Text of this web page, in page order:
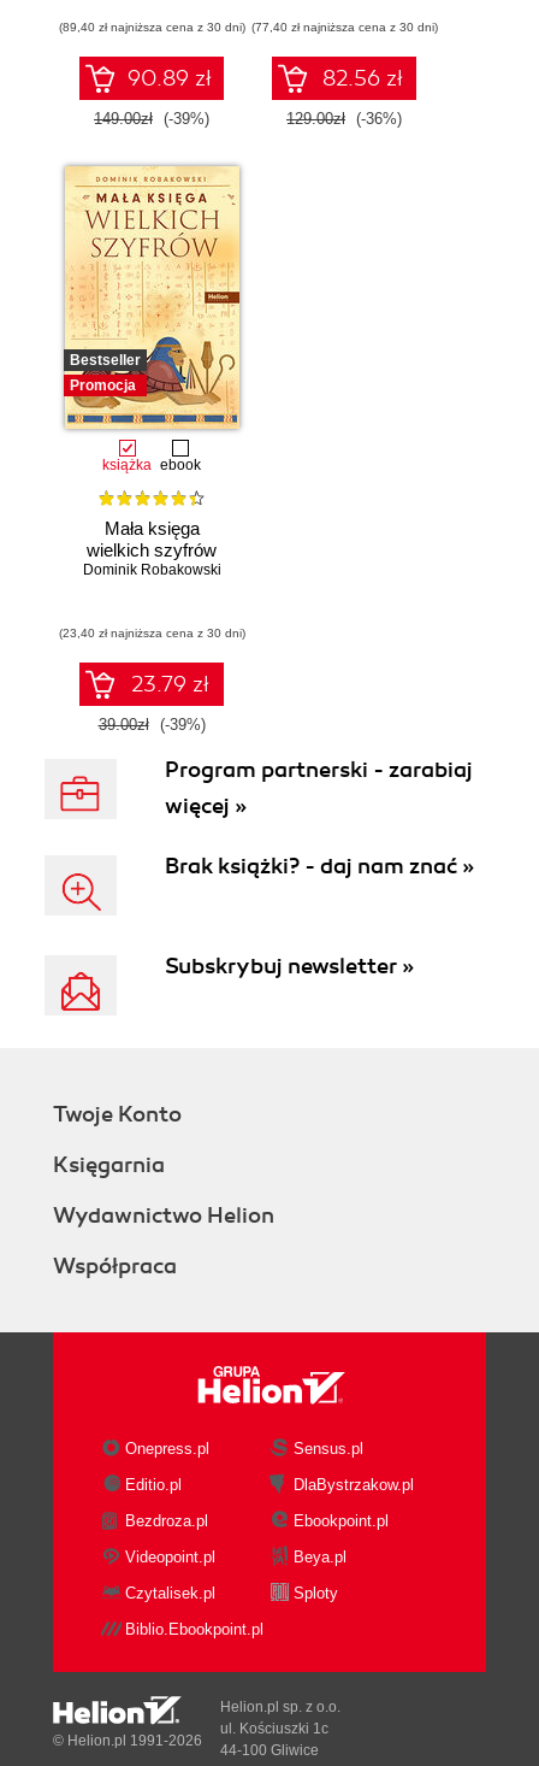
(89,40 zł najniższa cena z 30 dni)
90.89 zł
149.00zł (-39%)
zastosowaniach.
Wydanie IV
(77,40 zł najniższa cena z 30 dni)
82.56 zł
129.00zł (-36%)
Bestseller
Promocja
książka ebook
Mała księga
wielkich szyfrów
Dominik Robakowski
(23,40 zł najniższa cena z 30 dni)
23.79 zł
39.00zł (-39%)
Program partnerski - zarabiaj
więcej »
Brak książki? - daj nam znać »
Subskrybuj newsletter »
Twoje Konto
Księgarnia
Wydawnictwo Helion
Współpraca
Onepress.pl
Sensus.pl
Editio.pl
DlaBystrzakow.pl
Bezdroza.pl
Ebookpoint.pl
Videopoint.pl
Beya.pl
Czytalisek.pl
Sploty
Biblio.Ebookpoint.pl
© Helion.pl 1991-2026
Helion.pl sp. z o.o.
ul. Kościuszki 1c
44-100 Gliwice